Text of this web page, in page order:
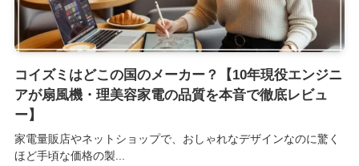
コイズミはどこの国のメーカー？【10年現役エンジニ
アが扇風機・理美容家電の品質を本音で徹底レビュ
ー】
家電量販店やネットショップで、おしゃれなデザインなのに驚く
ほど手頃な価格の製...